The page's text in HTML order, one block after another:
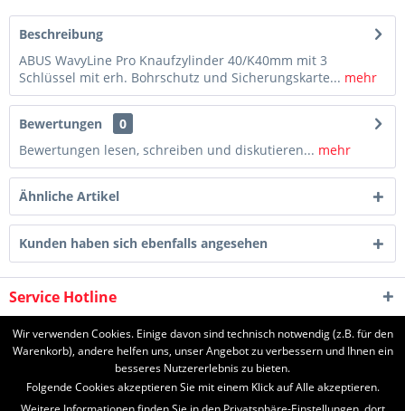
Beschreibung
ABUS WavyLine Pro Knaufzylinder 40/K40mm mit 3
Schlüssel mit erh. Bohrschutz und Sicherungskarte... mehr
Bewertungen
0
Bewertungen lesen, schreiben und diskutieren... mehr
Ähnliche Artikel
Kunden haben sich ebenfalls angesehen
Service Hotline
Shop Service
Wir verwenden Cookies. Einige davon sind technisch notwendig (z.B. für den
Warenkorb), andere helfen uns, unser Angebot zu verbessern und Ihnen ein
besseres Nutzererlebnis zu bieten.
Folgende Cookies akzeptieren Sie mit einem Klick auf Alle akzeptieren.